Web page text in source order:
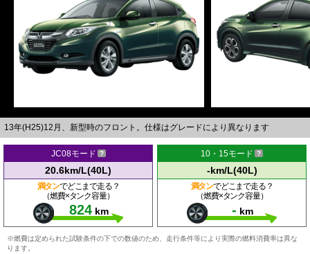
13年(H25)12月、新型時のフロント。仕様はグレードにより異なります
JC08モード
20.6km/L(40L)
満タンでどこまで走る？
（燃費×タンク容量）
824 km
10・15モード
-km/L(40L)
満タンでどこまで走る？
（燃費×タンク容量）
- km
※燃費は定められた試験条件の下での数値のため、走行条件等により実際の燃料消費率は異な
ります。